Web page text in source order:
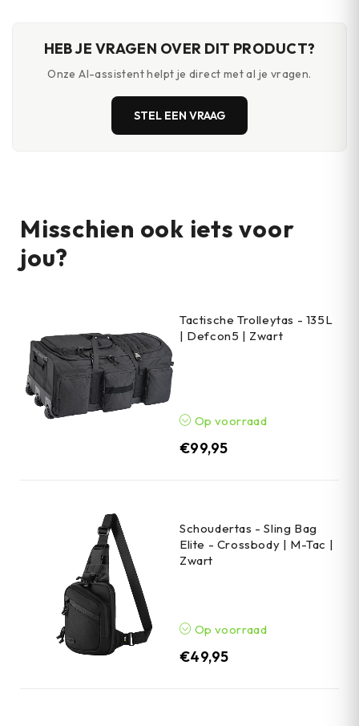
HEB JE VRAGEN OVER DIT PRODUCT?
Onze AI-assistent helpt je direct met al je vragen.
STEL EEN VRAAG
Misschien ook iets voor
jou?
Tactische Trolleytas - 135L
| Defcon5 | Zwart
Op voorraad
€99,95
Schoudertas - Sling Bag
Elite - Crossbody | M-Tac |
Zwart
Op voorraad
€49,95